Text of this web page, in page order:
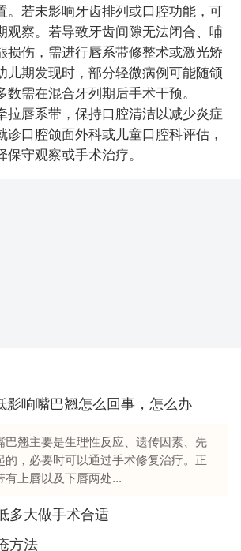
。若未影响牙齿排列或口腔功能，可
观察。若导致牙齿间隙无法闭合、哺
损伤，需进行唇系带修整术或激光矫
儿期发现时，部分轻微病例可能随颌
数需在混合牙列期后手术干预。
拉唇系带，保持口腔清洁以减少炎症
诊口腔颌面外科或儿童口腔科评估，
守观察或手术治疗。
影响嘴巴翘怎么回事，怎么办
巴翘主要是生理性反应、遗传因素、先
的，必要时可以通过手术修复治疗。正
有上唇以及下唇两处...
多大做手术合适
方法